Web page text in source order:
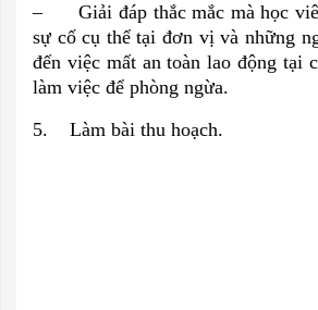
– Giải đáp thắc mắc mà học
sự cố cụ thể tại đơn vị và những
đến việc mất an toàn lao động tại
làm việc để phòng ngừa.
5. Làm bài thu hoạch.